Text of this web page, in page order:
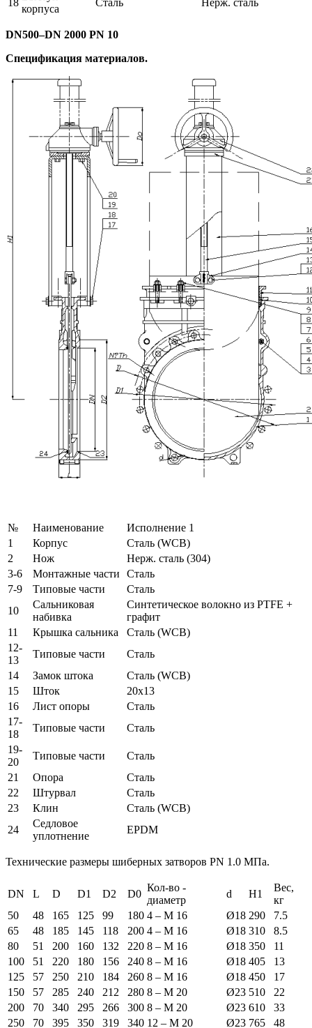
корпуса
DN500–DN 2000 PN 10
Спецификация материалов.
№ Наименование
Исполнение 1
1
Корпус
Сталь (WCB)
2
Нож
Нерж. сталь (304)
3-6
Монтажные части
Сталь
7-9
Типовые части
Сталь
10
Сальниковая
набивка
Синтетическое волокно из PTFE +
графит
11
Крышка сальника
Сталь (WCB)
12-
13
Типовые части
Сталь
14
Замок штока
Сталь (WCB)
15
Шток
20х13
16
Лист опоры
Сталь
17-
18
Типовые части
Сталь
19-
20
Типовые части
Сталь
21
Опора
Сталь
22
Штурвал
Сталь
23
Клин
Сталь (WCB)
24
Седловое
уплотнение
EPDM
Технические размеры шиберных затворов PN 1.0 МПа.
DN L D D1 D2 D0
Кол-во -
диаметр
d H1
Вес,
кг
50
48 165 125 99 180 4 – М 16 Ø18 290
7.5
65
48 185 145 118 200 4 – М 16 Ø18 310
8.5
80
51 200 160 132 220 8 – М 16 Ø18 350
11
100
51 220 180 156 240 8 – М 16 Ø18 405
13
125
57 250 210 184 260 8 – М 16 Ø18 450
17
150
57 285 240 212 280 8 – М 20 Ø23 510
22
200
70 340 295 266 300 8 – М 20 Ø23 610
33
250
70 395 350 319 340 12 – М 20 Ø23 765 48